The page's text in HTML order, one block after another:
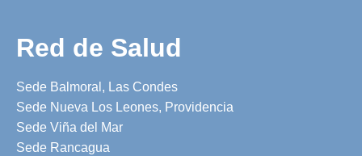
Red de Salud
Sede Balmoral, Las Condes
Sede Nueva Los Leones, Providencia
Sede Viña del Mar
Sede Rancagua